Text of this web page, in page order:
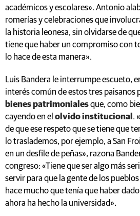
académicos y escolares». Antonio
romerías y celebraciones que
la historia leonesa, sin olvidarse de
tiene que haber un compromiso con
lo hace de esta manera».
Luis Bandera le interrumpe escueto,
interés común de estos tres paisanos
bienes patrimonialesque, como
cayendo en el olvido institucional .
de que ese respeto que se tiene que
lo traslademos, por ejemplo, a San
en un desfile de peñas», razona
congreso: «Tiene que ser algo más
servir para que la gente de los
hace mucho que tenía que haber
ahora ha hecho la universidad».